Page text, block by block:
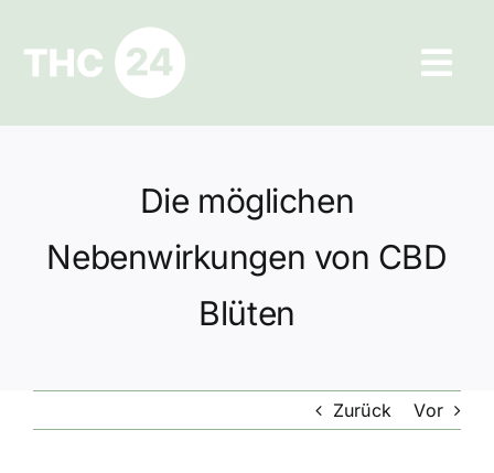
springen
Ratgeber
Hilfe und Kontakt
Datenschutz
Die möglichen
Nebenwirkungen von CBD
Blüten
Zurück Vor